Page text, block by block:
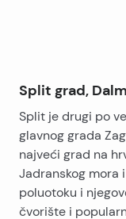
Split grad,
Split je drugi po
glavnog grada
najveći grad na
Jadranskog mora
poluotoku i
čvorište i